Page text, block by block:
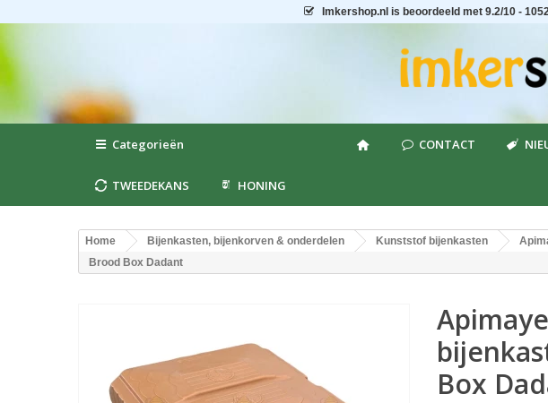
Imkershop.nl is beoordeeld met 9.2/10 -
Categorieën CONTACT
TWEEDEKANS HONING
Home Bijenkasten, bijenkorven & onderdelen Kunststof bijenkasten
Brood Box Dadant
Box